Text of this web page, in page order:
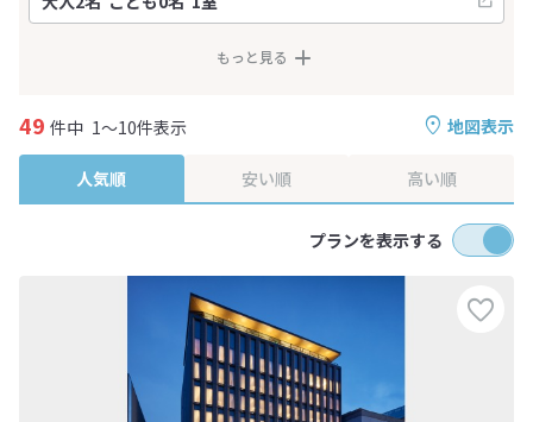
もっと見る
地図表示
49 件中 1～10件表示
人気順 安い順 高い順
プランを表示する